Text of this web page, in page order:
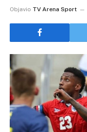
Objavio TV Arena Sport